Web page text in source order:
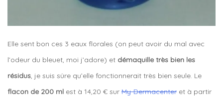
Elle sent bon ces 3 eaux florales (on peut avoir du mal avec
l’odeur du bleuet, moi j’adore) et démaquille très bien les
résidus, je suis sûre qu’elle fonctionnerait très bien seule. Le
flacon de 200 ml est à 14,20 € sur My-Dermacenter et à partir